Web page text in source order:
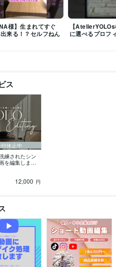
様】生まれてすぐ
来る！？セルフねん
【
に選べるプロフ
ス
休止中
練されたシン
を編集します
様の編集代行
件以上◎
12,000 円